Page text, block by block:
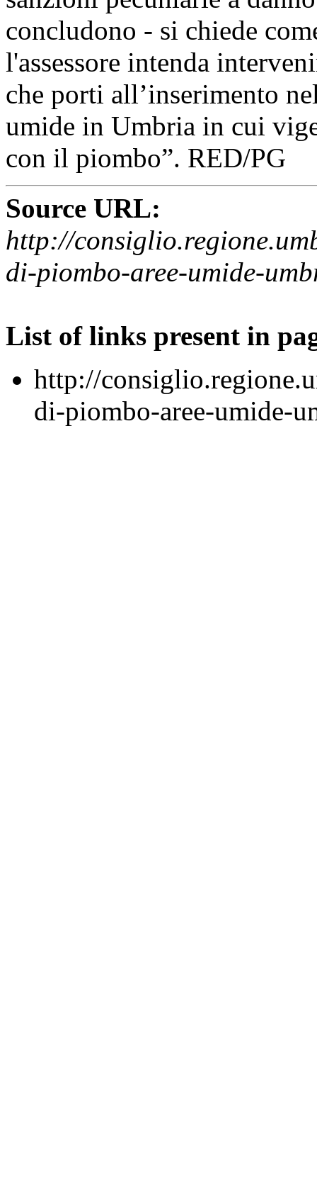
concludono - si chiede
l'assessore intenda
che porti all’inserimento
umide in Umbria in cui
con il piombo”. RED/PG
Source URL:
http://
di-piombo-aree-umide-
List of links present in
http://
di-piombo-aree-umide-